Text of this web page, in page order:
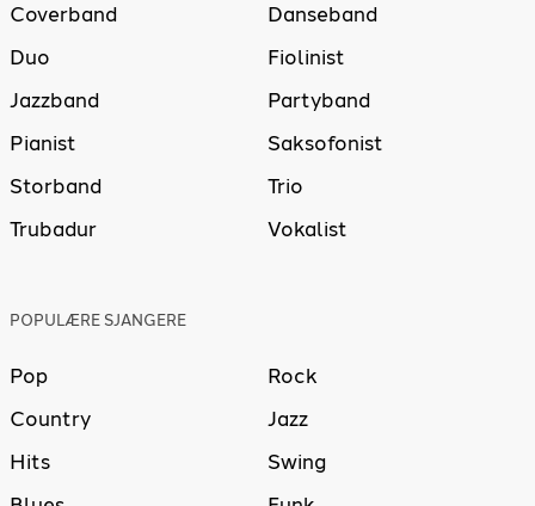
Coverband
Danseband
Duo
Fiolinist
Jazzband
Partyband
Pianist
Saksofonist
Storband
Trio
Trubadur
Vokalist
POPULÆRE SJANGERE
Pop
Rock
Country
Jazz
Hits
Swing